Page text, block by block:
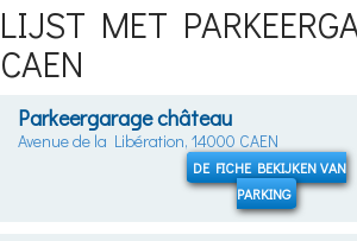
LIJST MET
CAEN
Parkeergarage château
Avenue de la Libération, 14000 CAEN
DE FICHE BEKIJKEN VAN
PARKING